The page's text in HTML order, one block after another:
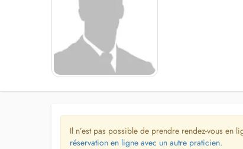
Il n’est pas possible de prendre rendez-vous en
réservation en ligne avec un autre praticien.